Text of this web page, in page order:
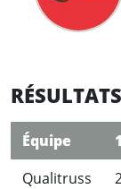
RÉSULTATS
Équipe 1
Qualitruss